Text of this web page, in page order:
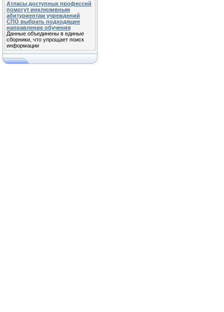
Атласы доступных профессий
помогут инклюзивным
абитуриентам учреждений
СПО выбрать подходящее
направление обучения
Данные объединены в единые
сборники, что упрощает поиск
информации